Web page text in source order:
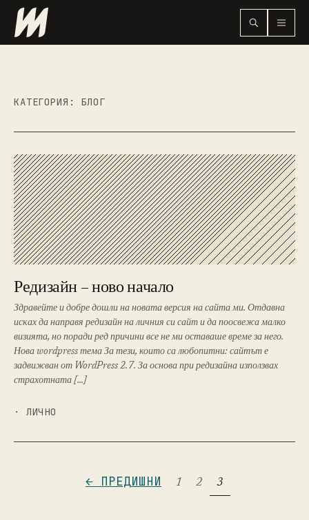
КАТЕГОРИЯ: БЛОГ
Редизайн – ново начало
Здравейте и добре дошли на новата версия на сайта ми. Отдавна
исках да направя редизайн на личния си сайт и да поосвежа малко
визията, но поради ред причини все не ми оставаше време за него.
Нова wordpress тема За тези, които са любопитни: сайтът е
задвижван от WordPress 2.7. За основа при редизайна използвах
страхотната […]
· ЛИЧНO
← ПРЕДИШНИ 1 2 3